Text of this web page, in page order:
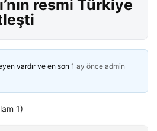
resmi Türkiye
vardır ve en son 1 ay önce admin
1)